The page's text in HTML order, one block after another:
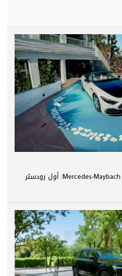
Mercedes-Maybach SL 680 Monogram Series: أول رودستر